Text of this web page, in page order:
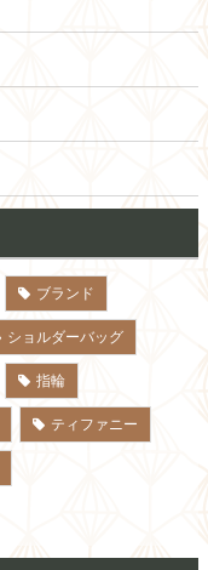
ブランド
ショルダーバッグ
指輪
ティファニー